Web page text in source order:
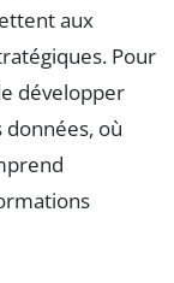
aux
Pour
développer
données, où